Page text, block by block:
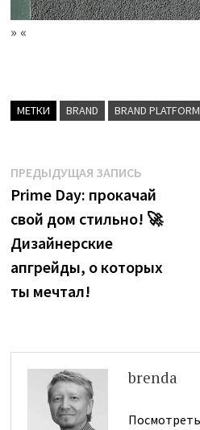
» «
МЕТКИ BRAND BRAND PLATFORM
Навигация
по
записям
ПРЕДЫДУЩАЯ ЗАПИСЬ
запись:
Prime Day: прокачай
свой дом стильно! 🚀
Дизайнерские
апгрейды, о которых
ты мечтал!
brenda